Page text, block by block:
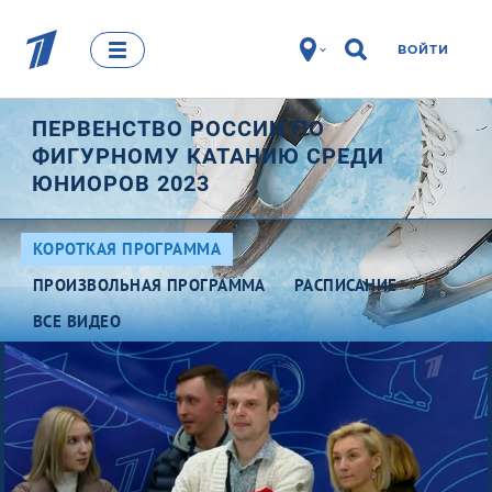
ВОЙТИ
ПЕРВЕНСТВО РОССИИ ПО
ФИГУРНОМУ КАТАНИЮ СРЕДИ
ЮНИОРОВ 2023
КОРОТКАЯ ПРОГРАММА
ПРОИЗВОЛЬНАЯ ПРОГРАММА
РАСПИСАНИЕ
ВСЕ ВИДЕО